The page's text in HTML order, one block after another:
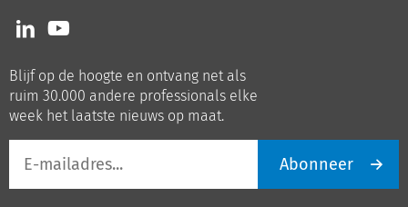
Volg
ons
LinkedIn
Volg
ons
Youtube
Blijf op de hoogte en ontvang net als
ruim 30.000 andere professionals elke
week het laatste nieuws op maat.
mailadres
Abonneer